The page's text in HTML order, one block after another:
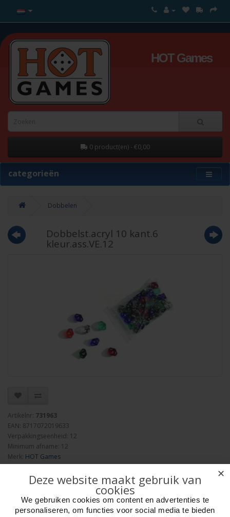
HOT Games
0 product(en) - €0,00
categorieën
Dobbelen
Dobbelst.acryl 10 kant.6
kleur.ass.VE.12
Artikelnr: 731963
EAN: 8717072019633
Verpakkingseenheid: 12
Minimum afname: 12
Merk: HOT Games
✕
Deze website maakt gebruik van
cookies
We gebruiken cookies om content en advertenties te
personaliseren, om functies voor social media te bieden